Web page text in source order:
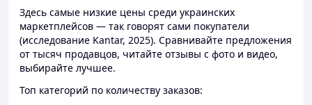
Здесь самые низкие цены среди украинских
маркетплейсов — так говорят сами покупатели
(исследование Kantar, 2025). Сравнивайте предложения
от тысяч продавцов, читайте отзывы с фото и видео,
выбирайте лучшее.
Топ категорий по количеству заказов: